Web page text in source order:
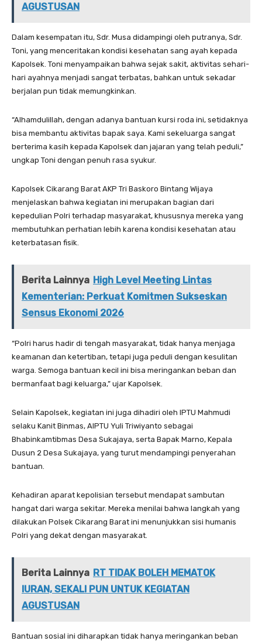
AGUSTUSAN
Dalam kesempatan itu, Sdr. Musa didampingi oleh putranya, Sdr.
Toni, yang menceritakan kondisi kesehatan sang ayah kepada
Kapolsek. Toni menyampaikan bahwa sejak sakit, aktivitas sehari-
hari ayahnya menjadi sangat terbatas, bahkan untuk sekadar
berjalan pun tidak memungkinkan.
“Alhamdulillah, dengan adanya bantuan kursi roda ini, setidaknya
bisa membantu aktivitas bapak saya. Kami sekeluarga sangat
berterima kasih kepada Kapolsek dan jajaran yang telah peduli,”
ungkap Toni dengan penuh rasa syukur.
Kapolsek Cikarang Barat AKP Tri Baskoro Bintang Wijaya
menjelaskan bahwa kegiatan ini merupakan bagian dari
kepedulian Polri terhadap masyarakat, khususnya mereka yang
membutuhkan perhatian lebih karena kondisi kesehatan atau
keterbatasan fisik.
Berita Lainnya High Level Meeting Lintas
Kementerian: Perkuat Komitmen Sukseskan
Sensus Ekonomi 2026
“Polri harus hadir di tengah masyarakat, tidak hanya menjaga
keamanan dan ketertiban, tetapi juga peduli dengan kesulitan
warga. Semoga bantuan kecil ini bisa meringankan beban dan
bermanfaat bagi keluarga,” ujar Kapolsek.
Selain Kapolsek, kegiatan ini juga dihadiri oleh IPTU Mahmudi
selaku Kanit Binmas, AIPTU Yuli Triwiyanto sebagai
Bhabinkamtibmas Desa Sukajaya, serta Bapak Marno, Kepala
Dusun 2 Desa Sukajaya, yang turut mendampingi penyerahan
bantuan.
Kehadiran aparat kepolisian tersebut mendapat sambutan
hangat dari warga sekitar. Mereka menilai bahwa langkah yang
dilakukan Polsek Cikarang Barat ini menunjukkan sisi humanis
Polri yang dekat dengan masyarakat.
Berita Lainnya RT TIDAK BOLEH MEMATOK
IURAN, SEKALI PUN UNTUK KEGIATAN
AGUSTUSAN
Bantuan sosial ini diharapkan tidak hanya meringankan beban